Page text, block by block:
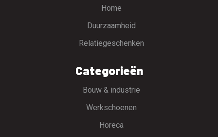
Home
Duurzaamheid
Relatiegeschenken
Categorieën
Bouw & industrie
Werkschoenen
Horeca